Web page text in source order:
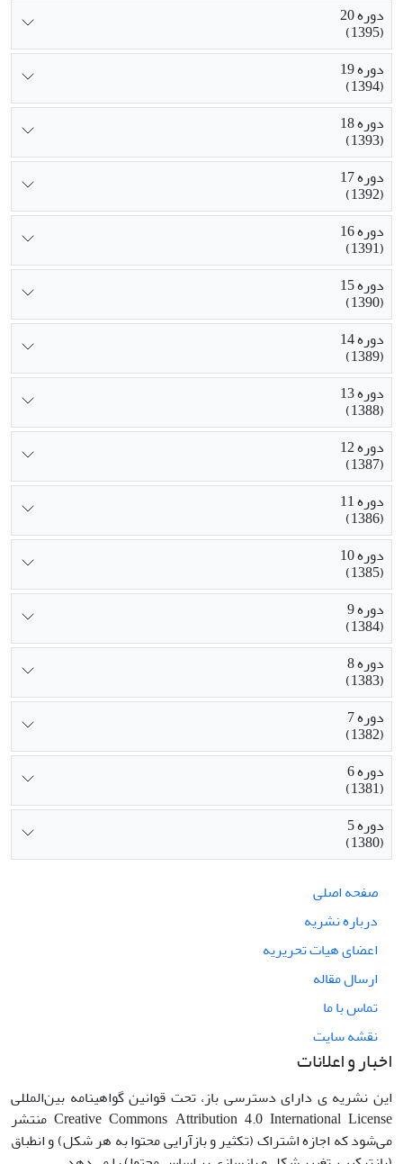
دوره 20
(1395)
دوره 19
(1394)
دوره 18
(1393)
دوره 17
(1392)
دوره 16
(1391)
دوره 15
(1390)
دوره 14
(1389)
دوره 13
(1388)
دوره 12
(1387)
دوره 11
(1386)
دوره 10
(1385)
دوره 9
(1384)
دوره 8
(1383)
دوره 7
(1382)
دوره 6
(1381)
دوره 5
(1380)
صفحه اصلی
درباره نشریه
اعضای هیات تحریریه
ارسال مقاله
تماس با ما
نقشه سایت
اخبار و اعلانات
این نشریه ی دارای دسترسی باز، تحت قوانین گواهینامه بین‌المللی
Creative Commons Attribution 4.0 International License منتشر
می‌شود که اجازه اشتراک (تکثیر و بازآرایی محتوا به هر شکل) و انطباق